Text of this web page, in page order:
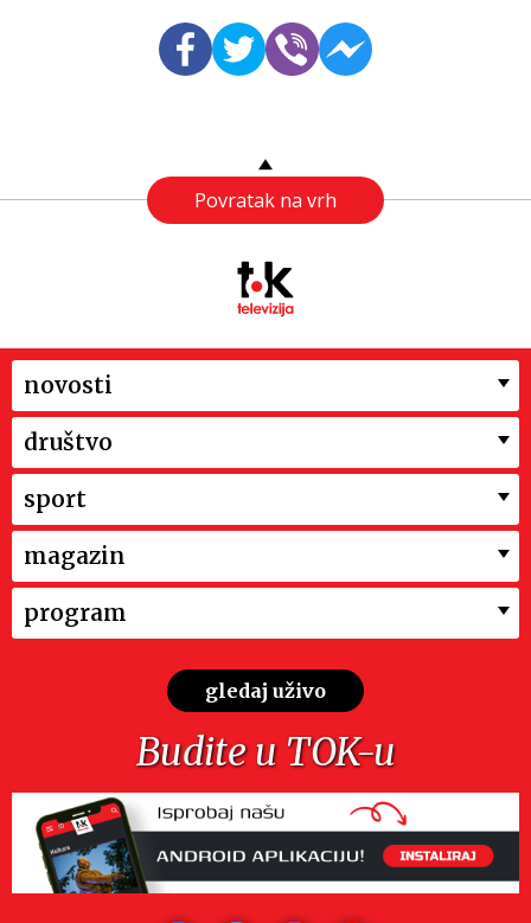
Povratak na vrh
novosti
društvo
sport
magazin
program
gledaj uživo
Budite u TOK-u